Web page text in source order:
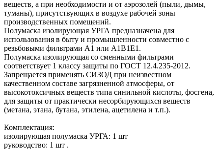
веществ, а при необходимости и от аэрозолей (пыли, дымы,
туманы), присутствующих в воздухе рабочей зоны
производственных помещений.
Полумаска изолирующая УРГА предназначена для
использования в быту и промышленности совместно с
резьбовыми фильтрами A1 или A1B1E1.
Полумаска изолирующая со сменными фильтрами
соответствует 1 классу защиты по ГОСТ 12.4.235-2012.
Запрещается применять СИЗОД при неизвестном
качественном составе загрязненной атмосферы, от
высокотоксичных веществ типа синильной кислоты, фосгена,
для защиты от практически несорбирующихся веществ
(метана, этана, бутана, этилена, ацетилена и т.п.).
Комплектация:
изолирующая полумаска УРГА: 1 шт
руководство: 1 шт .